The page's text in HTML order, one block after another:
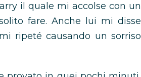
il quale mi accolse con un
fare. Anche lui mi disse
ripeté causando un sorriso